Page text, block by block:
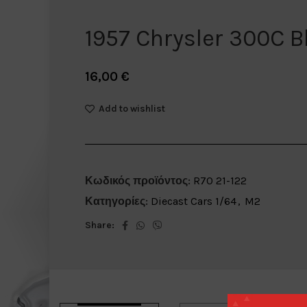
1957 Chrysler 300C
16,00 €
Add to wishlist
Κωδικός προϊόντος: R70 21-122
Κατηγορίες: Diecast Cars 1/64, M2
Share: